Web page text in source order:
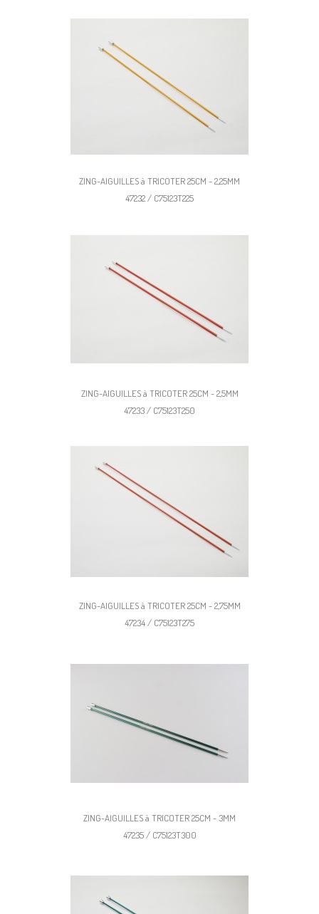
ZING-AIGUILLES à TRICOTER 25CM - 2,25MM
47232 / C75123T225
ZING-AIGUILLES à TRICOTER 25CM - 2,5MM
47233 / C75123T250
ZING-AIGUILLES à TRICOTER 25CM - 2,75MM
47234 / C75123T275
ZING-AIGUILLES à TRICOTER 25CM - 3MM
47235 / C75123T300